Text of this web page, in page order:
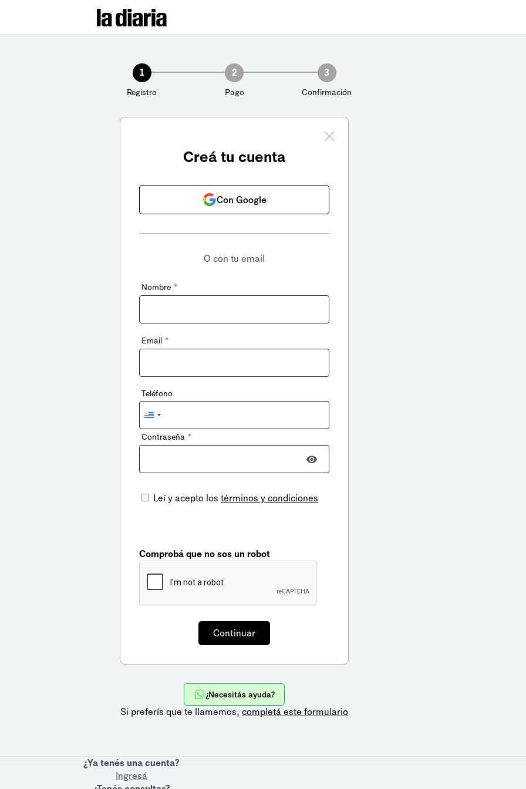
1
Registro
2
Pago
3
Confirmación
Creá tu cuenta
Con Google
O con tu email
Nombre *
Email *
Teléfono
Uruguay
+598
Contraseña *
Leí y acepto los términos y condiciones
Comprobá que no sos un robot
¿Necesitás ayuda?
Si preferís que te llamemos, completá este formulario
¿Ya tenés una cuenta?
Ingresá